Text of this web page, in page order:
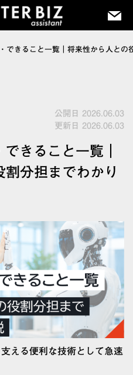
できること一覧｜将来性から人との
公開日 2026.06.03
更新日 2026.06.03
きること一覧｜
分担までわかり
える便利な技術として急速